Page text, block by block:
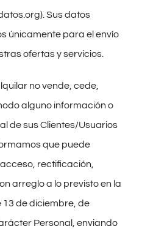
Sus datos
únicamente para el envío
ofertas y servicios.
no vende, cede,
alguno información o
de sus Clientes/Usuarios
que puede
rectificación,
arreglo a lo previsto en la
de diciembre, de
Personal, enviando